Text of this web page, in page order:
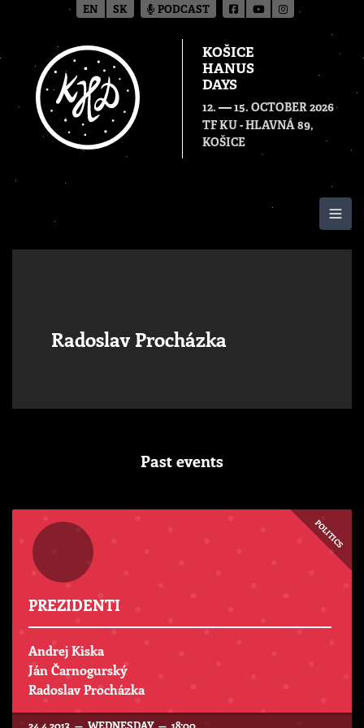
KOŠICE
HANUS
DAYS
12. — 15. OCTOBER 2026
TF KU - HLAVNÁ 89,
KOŠICE
Radoslav Procházka
Past events
POLITICS
PREZIDENTI
Andrej Kiska
Ján Čarnogurský
Radoslav Procházka
EN SK PODCAST